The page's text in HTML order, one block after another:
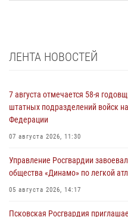
ЛЕНТА НОВОСТЕЙ
7 августа отмечается 58-я
штатных подразделений войск
Федерации
07 августа 2026, 11:30
Управление Росгвардии
общества «Динамо» по легкой
05 августа 2026, 14:17
Псковская Росгвардия